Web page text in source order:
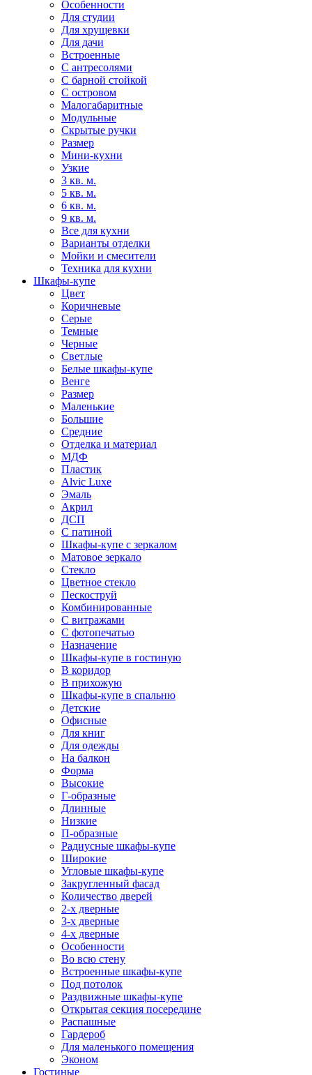
Особенности
Для студии
Для хрущевки
Для дачи
Встроенные
С антресолями
С барной стойкой
С островом
Малогабаритные
Модульные
Скрытые ручки
Размер
Мини-кухни
Узкие
3 кв. м.
5 кв. м.
6 кв. м.
9 кв. м.
Все для кухни
Варианты отделки
Мойки и смесители
Техника для кухни
Шкафы-купе
Цвет
Коричневые
Серые
Темные
Черные
Светлые
Белые шкафы-купе
Венге
Размер
Маленькие
Большие
Средние
Отделка и материал
МДФ
Пластик
Alvic Luxe
Эмаль
Акрил
ДСП
С патиной
Шкафы-купе с зеркалом
Матовое зеркало
Стекло
Цветное стекло
Пескоструй
Комбинированные
С витражами
С фотопечатью
Назначение
Шкафы-купе в гостиную
В коридор
В прихожую
Шкафы-купе в спальню
Детские
Офисные
Для книг
Для одежды
На балкон
Форма
Высокие
Г-образные
Длинные
Низкие
П-образные
Радиусные шкафы-купе
Широкие
Угловые шкафы-купе
Закругленный фасад
Количество дверей
2-х дверные
3-х дверные
4-х дверные
Особенности
Во всю стену
Встроенные шкафы-купе
Под потолок
Раздвижные шкафы-купе
Открытая секция посередине
Распашные
Гардероб
Для маленького помещения
Эконом
Гостиные